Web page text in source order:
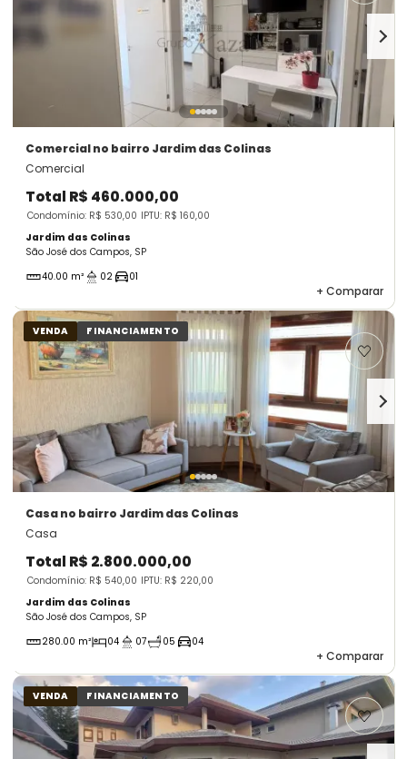
Comercialno bairro Jardim das Colinas
Comercial
Total R$ 460.000,00
Condomínio: R$ 530,00 IPTU: R$ 160,00
Jardim das Colinas
São José dos Campos, SP
40.00 m²
02 01
+ Comparar
VENDA FINANCIAMENTO
Casano bairro Jardim das Colinas
Casa
Total R$ 2.800.000,00
Condomínio: R$ 540,00 IPTU: R$ 220,00
Jardim das Colinas
São José dos Campos, SP
280.00 m²
04 07 05 04
+ Comparar
VENDA FINANCIAMENTO